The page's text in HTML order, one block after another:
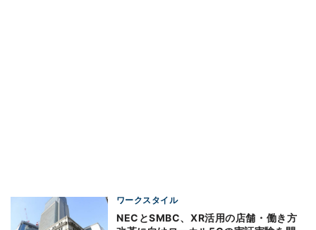
ワークスタイル
NECとSMBC、XR活用の店舗・働き方